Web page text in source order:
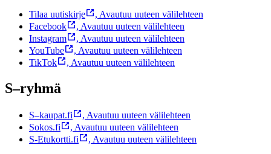
Tilaa uutiskirje , Avautuu uuteen välilehteen
Facebook
, Avautuu uuteen välilehteen
Instagram
, Avautuu uuteen välilehteen
YouTube
, Avautuu uuteen välilehteen
TikTok
, Avautuu uuteen välilehteen
S–ryhmä
S–kaupat.fi , Avautuu uuteen välilehteen
Sokos.fi
, Avautuu uuteen välilehteen
S-Etukortti.fi
, Avautuu uuteen välilehteen